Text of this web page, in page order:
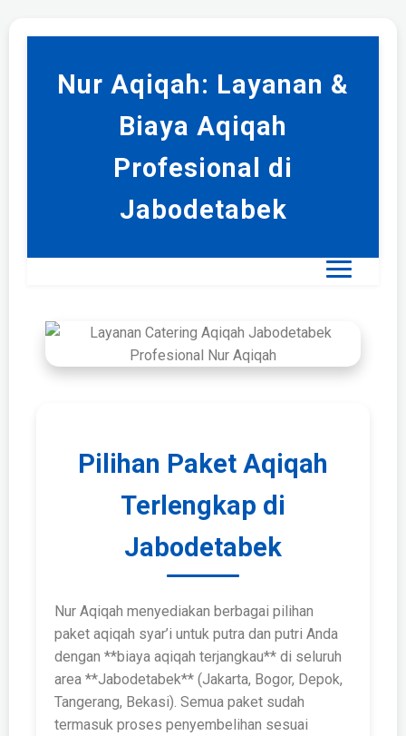
Nur Aqiqah: Layanan &
Biaya Aqiqah
Profesional di
Jabodetabek
Pilihan Paket Aqiqah
Terlengkap di
Jabodetabek
Nur Aqiqah menyediakan berbagai pilihan
paket aqiqah syar’i untuk putra dan putri Anda
dengan **biaya aqiqah terjangkau** di seluruh
area **Jabodetabek** (Jakarta, Bogor, Depok,
Tangerang, Bekasi). Semua paket sudah
termasuk proses penyembelihan sesuai